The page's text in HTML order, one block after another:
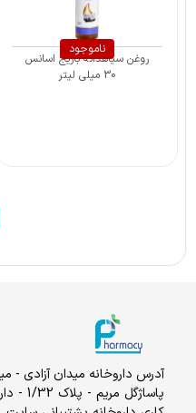
ناموجود
روغن سیاهدانه باریج اسانس
30 میلی لیتر
آدرس داروخانه میدان آزادی -